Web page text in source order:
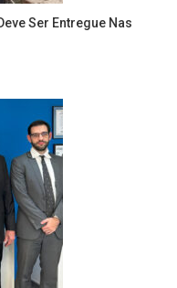
Ser Entregue Nas